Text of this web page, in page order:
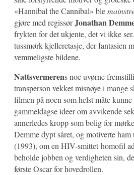
«Hannibal the Cannibal» ble
gjøre med regissørJonathan
frykten for det ukjente, det vi ikke
tussmørk kjelleretasje, der fantasien
vemmeligste bildene.
Nattsvermerens noe uvørne
transperson vekket misnøye i mange
filmen på noen som helst måte
gammeldagse ideer om avvikende
annerledes kropp som bolig for
Demme dypt såret, og motiverte ham
(1993), om en HIV-smittet homofil
beholde jobben og verdigheten sin,
første Oscar for hovedrollen.